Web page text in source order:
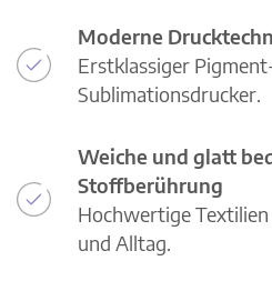
Moderne
Erstklassiger
Sublimationsdrucker.
Weiche und glatt
Stoffberührung
Hochwertige
und Alltag.